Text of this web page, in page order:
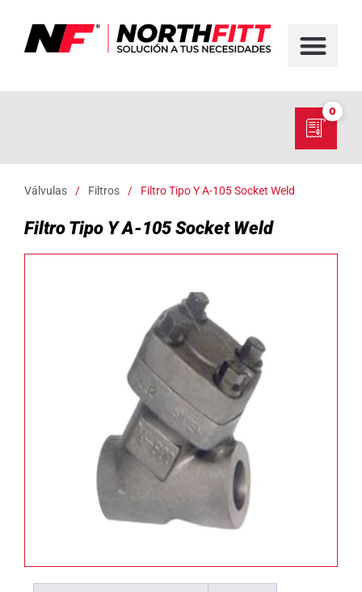
0
Válvulas / Filtros / Filtro Tipo Y A-105 Socket Weld
Filtro Tipo Y A-105 Socket Weld